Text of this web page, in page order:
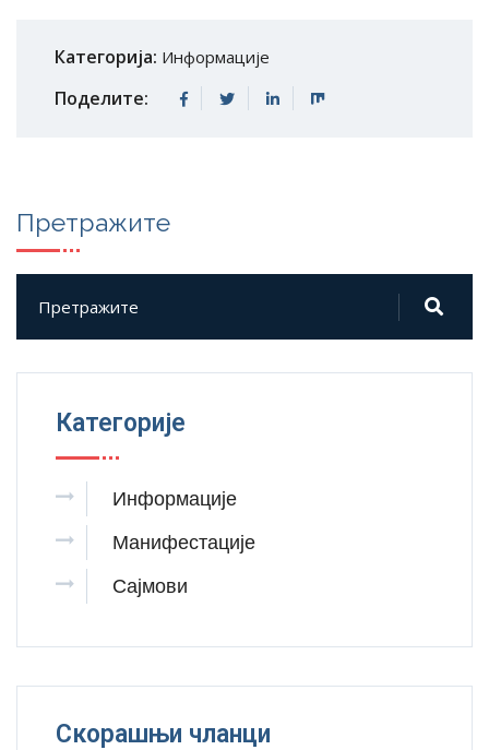
Категорија: Информације
Поделите:
Претражите
Категорије
Информације
Манифестације
Сајмови
Скорашњи чланци